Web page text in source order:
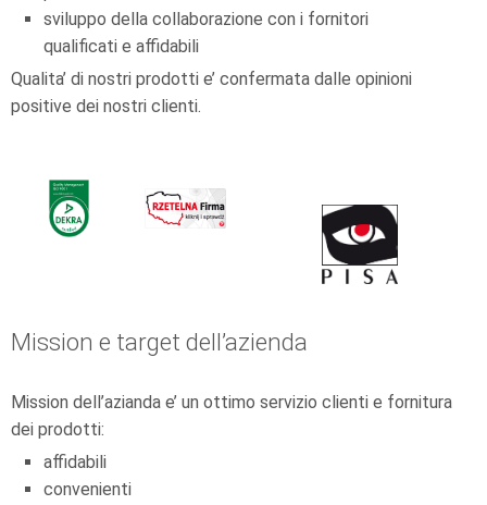
sviluppo della collaborazione con i fornitori
qualificati e affidabili
Qualita’ di nostri prodotti e’ confermata dalle opinioni
positive dei nostri clienti.
Mission e target dell’azienda
Mission dell’azianda e’ un ottimo servizio clienti e fornitura
dei prodotti:
affidabili
convenienti